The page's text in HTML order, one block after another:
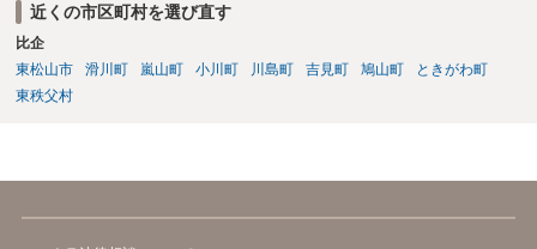
近くの市区町村を選び直す
比企
東松山市
滑川町 嵐山町 小川町 川島町 吉見町 鳩山町
ときがわ町
東秩父村